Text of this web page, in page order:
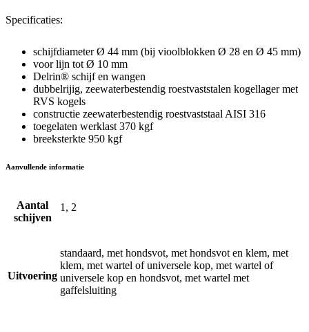
Specificaties:
schijfdiameter Ø 44 mm (bij vioolblokken Ø 28 en Ø 45 mm)
voor lijn tot Ø 10 mm
Delrin® schijf en wangen
dubbelrijig, zeewaterbestendig roestvaststalen kogellager met
RVS kogels
constructie zeewaterbestendig roestvaststaal AISI 316
toegelaten werklast 370 kgf
breeksterkte 950 kgf
Aanvullende informatie
Aantal
schijven
1, 2
Uitvoering
standaard, met hondsvot, met hondsvot en klem, met
klem, met wartel of universele kop, met wartel of
universele kop en hondsvot, met wartel met
gaffelsluiting